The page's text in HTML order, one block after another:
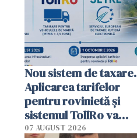
Nou sistem de taxare.
Aplicarea tarifelor
pentru rovinietă şi
sistemul TollRo va
începe la 1 octombrie
07 AUGUST 2026